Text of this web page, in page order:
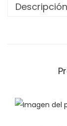
Descripción